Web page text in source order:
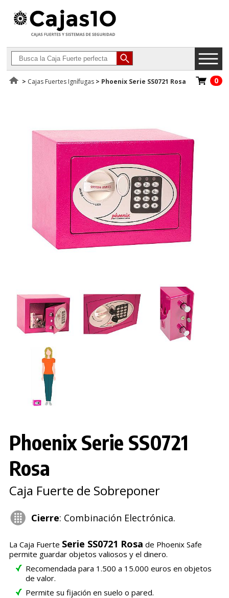
> Cajas Fuertes Ignífugas > Phoenix Serie SS0721 Rosa 0
Phoenix Serie SS0721
Rosa
Caja Fuerte de Sobreponer
Cierre: Combinación Electrónica.
La Caja Fuerte Serie SS0721 Rosa de Phoenix Safe
permite guardar objetos valiosos y el dinero.
Recomendada para 1.500 a 15.000 euros en objetos
de valor.
Permite su fijación en suelo o pared.